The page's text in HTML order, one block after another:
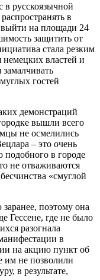
в русскоязычной
в
выйти на площади 24
защитить от
стала резким
немецких властей и
гостей
демонстраций
вышли всего
не осмелились
– это очень
подобного в городе
не отваживаются
«смуглой
поэтому она
Гессене, где не было
разогнала
в
на акцию пункт об
им не позволили
в результате,